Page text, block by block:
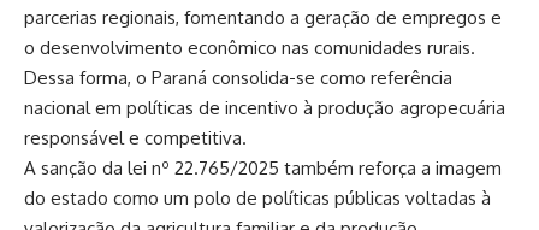
parcerias regionais, fomentando a geração de empregos e
o desenvolvimento econômico nas comunidades rurais.
Dessa forma, o Paraná consolida-se como referência
nacional em políticas de incentivo à produção agropecuária
responsável e competitiva.
A sanção da lei nº 22.765/2025 também reforça a imagem
do estado como um polo de políticas públicas voltadas à